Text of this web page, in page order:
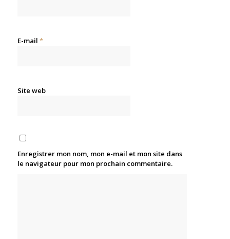
E-mail *
Site web
Enregistrer mon nom, mon e-mail et mon site dans
le navigateur pour mon prochain commentaire.